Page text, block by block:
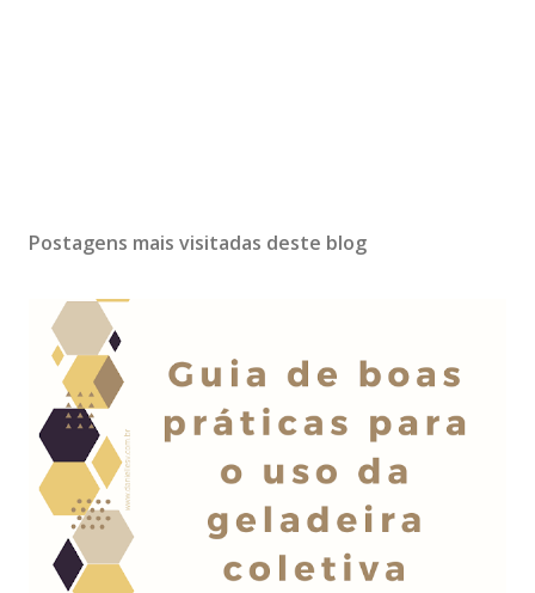
Postagens mais visitadas deste blog